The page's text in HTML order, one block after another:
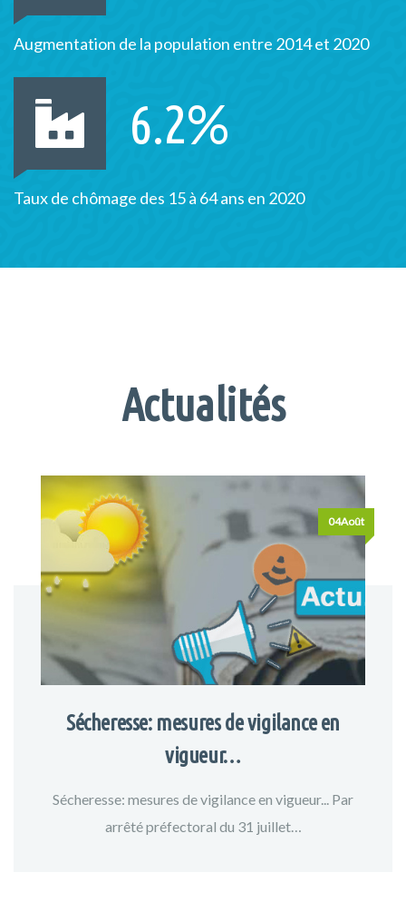
Augmentation de la population entre 2014 et 2020
6.2%
Taux de chômage des 15 à 64 ans en 2020
Actualités
04Août
Sécheresse: mesures de vigilance en
vigueur…
Sécheresse: mesures de vigilance en vigueur... Par
arrêté préfectoral du 31 juillet…